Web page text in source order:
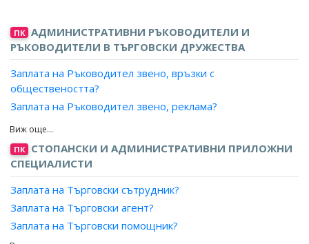
Заплата на Хидрометеорологичен/агрометеорологичен
наблюдател?
Заплата на Хидронаблюдател?
Заплата на Дефектоскопист, лаборатория?
Заплата на Дозиметрист, лаборатория?
Заплата на Просветлител, оптични елементи?
Заплата на Формовчик, стъклени лещи?
Заплата на Хронометражист?
Заплата на Аранжьор, цветя?
Заплата на Работник, радиационен контрол и
дезактивация?
Заплата на Работници по поддръжка и ремонт на
железопътните съоръжения в тунел на метрополитен?
ПК АДМИНИСТРАТИВНИ РЪКОВОДИТЕЛИ И
РЪКОВОДИТЕЛИ В ТЪРГОВСКИ ДРУЖЕСТВА
Заплата на Ръководител звено, връзки с
обществеността?
Заплата на Ръководител звено, реклама?
Заплата на Мениджър, връзки с обществеността?
Заплата на Мениджър, реклама?
Заплата на Управител, реклама и връзки с
обществеността?
ПК
СТОПАНСКИ И АДМИНИСТРАТИВНИ ПРИЛОЖНИ
СПЕЦИАЛИСТИ
Заплата на Търговски сътрудник?
Заплата на Търговски агент?
Заплата на Търговски помощник?